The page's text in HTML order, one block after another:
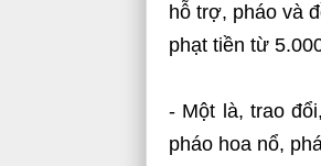
hỗ trợ, pháo và
phạt tiền từ
- Một là, trao
pháo hoa nổ,